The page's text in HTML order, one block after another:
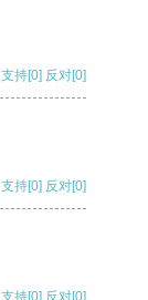
支持[0] 反对[0]
支持[0] 反对[0]
支持[0] 反对[0]